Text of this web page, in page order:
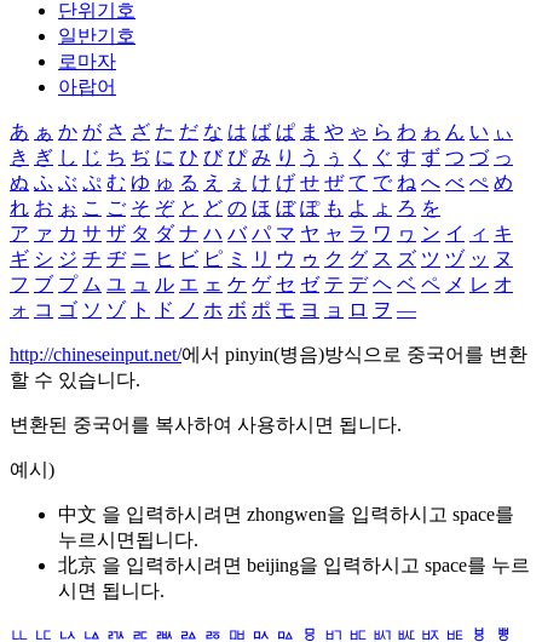
단위기호
일반기호
로마자
아랍어
あ ぁ か が さ ざ た だ な は ば ぱ ま や ゃ ら わ ゎ ん い ぃ
き ぎ し じ ち ぢ に ひ び ぴ み り う ぅ く ぐ す ず つ づ っ
ぬ ふ ぶ ぷ む ゆ ゅ る え ぇ け げ せ ぜ て で ね へ べ ぺ め
れ お ぉ こ ご そ ぞ と ど の ほ ぼ ぽ も よ ょ ろ を
ア ァ カ サ ザ タ ダ ナ ハ バ パ マ ヤ ャ ラ ワ ヮ ン イ ィ キ
ギ シ ジ チ ヂ ニ ヒ ビ ピ ミ リ ウ ゥ ク グ ス ズ ツ ヅ ッ ヌ
フ ブ プ ム ユ ュ ル エ ェ ケ ゲ セ ゼ テ デ ヘ ベ ペ メ レ オ
ォ コ ゴ ソ ゾ ト ド ノ ホ ボ ポ モ ヨ ョ ロ ヲ ―
http://chineseinput.net/에서 pinyin(병음)방식으로 중국어를 변환
할 수 있습니다.
변환된 중국어를 복사하여 사용하시면 됩니다.
예시)
中文 을 입력하시려면 zhongwen을 입력하시고 space를
누르시면됩니다.
北京 을 입력하시려면 beijing을 입력하시고 space를 누르
시면 됩니다.
ㅥ ㅦ ㅧ ㅨ ㅩ ㅪ ㅫ ㅬ ㅭ ㅮ ㅯ ㅰ ㅱ ㅲ ㅳ ㅴ ㅵ ㅶ ㅷ ㅸ
ㅹ